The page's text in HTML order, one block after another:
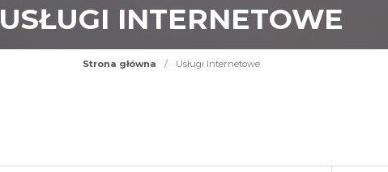
USŁUGI INTERNETOWE
Strona główna / Usługi Internetowe